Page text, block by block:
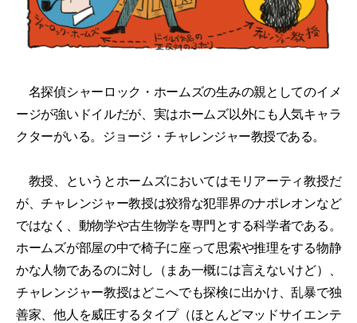
名探偵シャーロック・ホームズの生みの親としてのイメ
ージが強いドイルだが、実はホームズ以外にも人気キャラ
クターがいる。ジョージ・チャレンジャー教授である。
教授、というとホームズにおいてはモリアーティ教授だ
が、チャレンジャー教授は狡猾な犯罪界のナポレオンなど
ではなく、動物学や古生物学を専門とする科学者である。
ホームズが部屋の中で椅子に座って思索や推理をする物静
かな人物であるのに対し（まあ一概には言えないけど）、
チャレンジャー教授はどこへでも探検に出かけ、乱暴で独
善家、他人を威圧するタイプ（ほとんどマッドサイエンテ